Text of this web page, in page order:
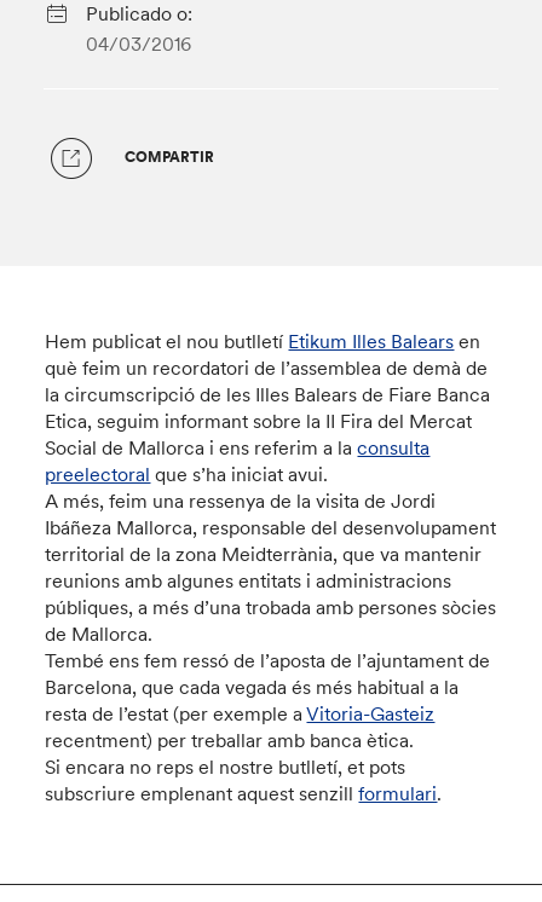
Publicado o:
04/03/2016
COMPARTIR
Hem publicat el nou butlletí Etikum Illes Balears en
què feim un recordatori de l’assemblea de demà de
la circumscripció de les Illes Balears de Fiare Banca
Etica, seguim informant sobre la II Fira del Mercat
Social de Mallorca i ens referim a laconsulta
preelectoral que s’ha iniciat avui.
A més, feim una ressenya de la visita de Jordi
Ibáñeza Mallorca, responsable del desenvolupament
territorial de la zona Meidterrània, que va mantenir
reunions amb algunes entitats i administracions
públiques, a més d’una trobada amb persones sòcies
de Mallorca.
Tembé ens fem ressó de l’aposta de l’ajuntament de
Barcelona, que cada vegada és més habitual a la
resta de l’estat (per exemple aVitoria-Gasteiz
recentment) per treballar amb banca ètica.
Si encara no reps el nostre butlletí, et pots
subscriure emplenant aquest senzillformulari.